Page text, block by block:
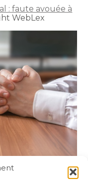
: faute avouée à
WebLex